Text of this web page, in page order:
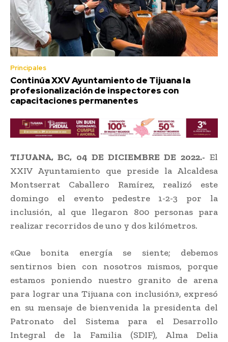
Principales
Continúa XXV Ayuntamiento de Tijuana la
profesionalización de inspectores con
capacitaciones permanentes
TIJUANA, BC, 04 DE DICIEMBRE DE 2022.- El
XXIV Ayuntamiento que preside la Alcaldesa
Montserrat Caballero Ramírez, realizó este
domingo el evento pedestre 1-2-3 por la
inclusión, al que llegaron 800 personas para
realizar recorridos de uno y dos kilómetros.
«Que bonita energía se siente; debemos
sentirnos bien con nosotros mismos, porque
estamos poniendo nuestro granito de arena
para lograr una Tijuana con inclusión», expresó
en su mensaje de bienvenida la presidenta del
Patronato del Sistema para el Desarrollo
Integral de la Familia (SDIF), Alma Delia